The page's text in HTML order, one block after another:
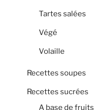
Tartes salées
Végé
Volaille
Recettes soupes
Recettes sucrées
A base de fruits